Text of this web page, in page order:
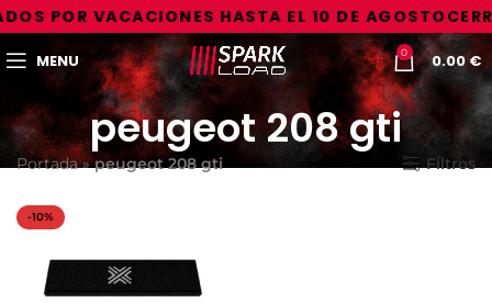
POR VACACIONES HASTA EL 10 DE AGOSTO
MENU 0 0.00€
peugeot 208 gti
Portada»peugeot 208 gti Filtros
-10%